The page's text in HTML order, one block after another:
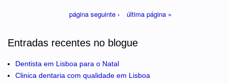
página seguinte › última página »
Entradas recentes no blogue
Dentista em Lisboa para o Natal
Clinica dentaria com qualidade em Lisboa